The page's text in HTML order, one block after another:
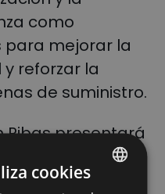
como
para mejorar la
reforzar la
de suministro.
Ribas presentará
sobre
con
cookies